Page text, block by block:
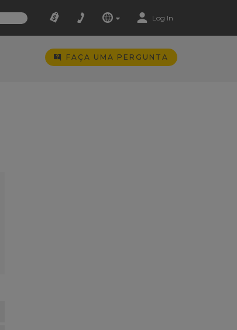
Log In
FAÇA UMA PERGUNTA